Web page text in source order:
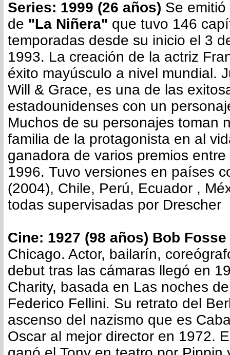
Series: 1999 (26 años) Se
de "La Niñera" que tuvo 146
temporadas desde su inicio el 3
1993. La creación de la actriz
éxito mayúsculo a nivel mundial.
Will & Grace, es una de las
estadounidenses con un
Muchos de su personajes toman
familia de la protagonista en al
ganadora de varios premios
1996. Tuvo versiones en países
(2004), Chile, Perú, Ecuador ,
todas supervisadas por Drescher
Cine: 1927 (98 años) Bob Fosse
Chicago. Actor, bailarín,
debut tras las cámaras llegó en
Charity, basada en Las noches
Federico Fellini. Su retrato del
ascenso del nazismo que es
Oscar al mejor director en 1972.